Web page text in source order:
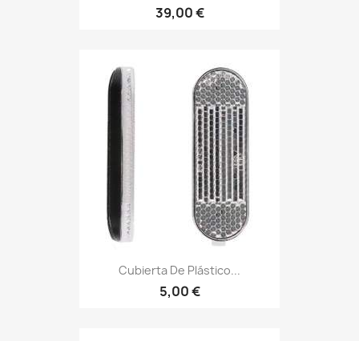
39,00 €
Cubierta De Plástico...
5,00 €